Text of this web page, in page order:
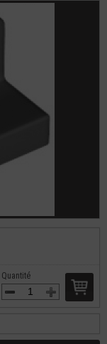
Quantité